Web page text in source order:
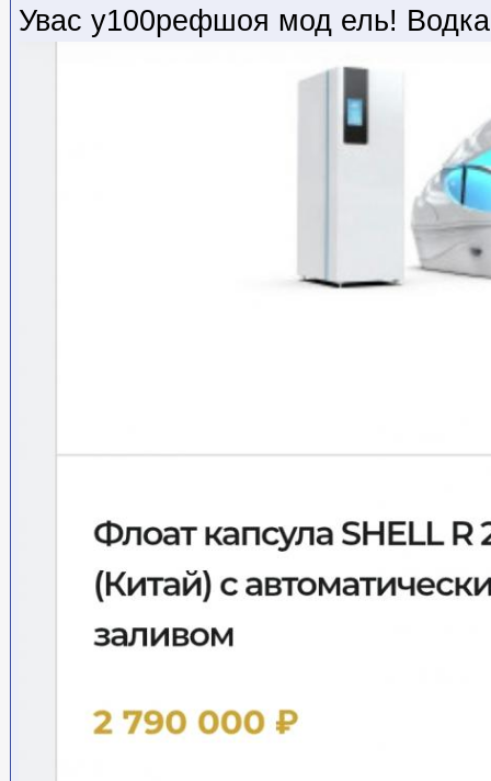
Увас у100рефшоя мод ель!